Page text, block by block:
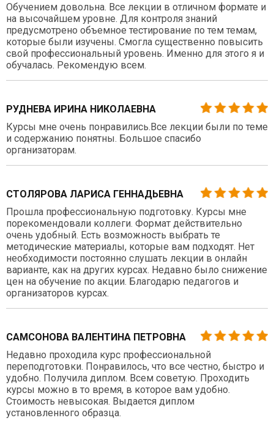
Обучением довольна. Все лекции в отличном формате и
на высочайшем уровне. Для контроля знаний
предусмотрено объемное тестирование по тем темам,
которые были изучены. Смогла существенно повысить
свой профессиональный уровень. Именно для этого я и
обучалась. Рекомендую всем.
РУДНЕВА ИРИНА НИКОЛАЕВНА
Курсы мне очень понравились.Все лекции были по теме
и содержанию понятны. Большое спасибо
организаторам.
СТОЛЯРОВА ЛАРИСА ГЕННАДЬЕВНА
Прошла профессиональную подготовку. Курсы мне
порекомендовали коллеги. Формат действительно
очень удобный. Есть возможность выбрать те
методические материалы, которые вам подходят. Нет
необходимости постоянно слушать лекции в онлайн
варианте, как на других курсах. Недавно было снижение
цен на обучение по акции. Благодарю педагогов и
организаторов курсах.
САМСОНОВА ВАЛЕНТИНА ПЕТРОВНА
Недавно проходила курс профессиональной
переподготовки. Понравилось, что все честно, быстро и
удобно. Получила диплом. Всем советую. Проходить
курсы можно в то время, в которое вам удобно.
Стоимость невысокая. Выдается диплом
установленного образца.